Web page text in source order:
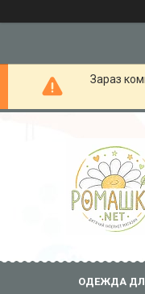
Зараз
ОДЕЖДА